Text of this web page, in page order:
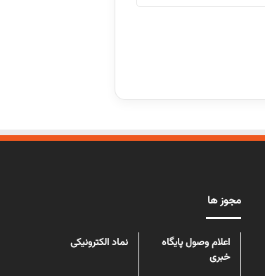
مجوز ها
اعلام وصول پایگاه
خبری
نماد الکترونیکی